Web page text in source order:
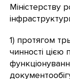
Міністерству
1) протягом
чинності